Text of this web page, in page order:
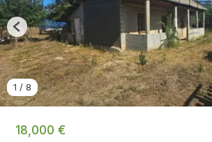
18,000 €
1 / 8
Previous